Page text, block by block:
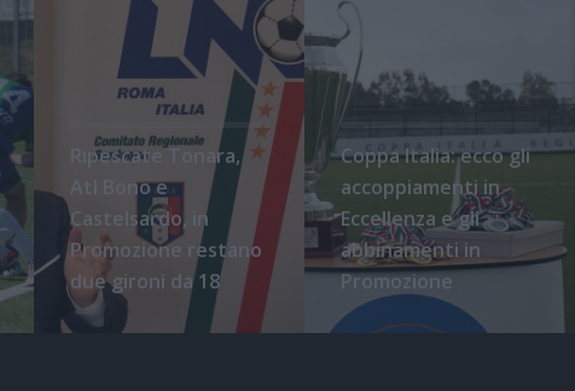
Ripescate Tonara,
Atl Bono e
Castelsardo, in
Promozione restano
due gironi da 18
Coppa Italia: ecco gli
accoppiamenti in
Eccellenza e gli
abbinamenti in
Promozione